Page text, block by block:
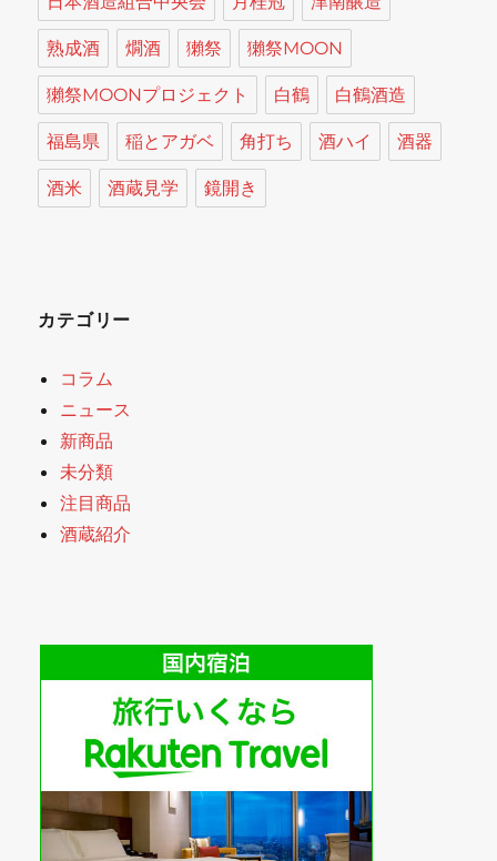
熟成酒 燗酒 獺祭 獺祭MOON
獺祭MOONプロジェクト 白鶴 白鶴酒造
福島県 稲とアガベ 角打ち 酒ハイ 酒器
酒米 酒蔵見学 鏡開き
カテゴリー
コラム
ニュース
新商品
未分類
注目商品
酒蔵紹介